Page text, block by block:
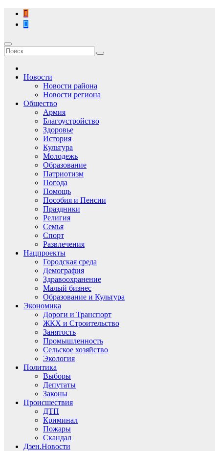
Перейти
содержимому
Новости
Новости района
Новости региона
Общество
Армия
Благоустройство
Здоровье
История
Культура
Молодежь
Образование
Патриотизм
Погода
Помощь
Пособия и Пенсии
Праздники
Религия
Семья
Спорт
Развлечения
Нацпроекты
Городская среда
Демография
Здравоохранение
Малый бизнес
Образование и Культура
Экономика
Дороги и Транспорт
ЖКХ и Строительство
Занятость
Промышленность
Сельское хозяйство
Экология
Политика
Выборы
Депутаты
Законы
Происшествия
ДТП
Криминал
Пожары
Скандал
Дзен.Новости